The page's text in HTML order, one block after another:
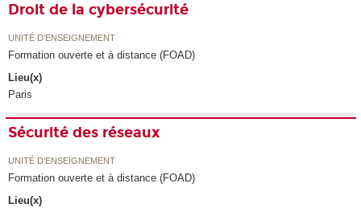
Droit de la cybersécurité
UNITÉ D’ENSEIGNEMENT
Formation ouverte et à distance (FOAD)
Lieu(x)
Paris
Sécurité des réseaux
UNITÉ D’ENSEIGNEMENT
Formation ouverte et à distance (FOAD)
Lieu(x)